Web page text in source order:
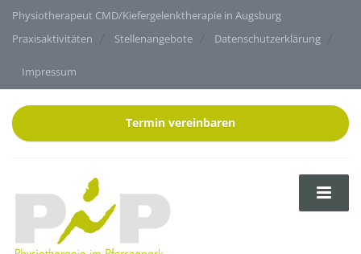
Physiotherapeut CMD/Kiefergelenktherapie in Augsburg
Praxisaktivitäten
Stellenangebote Datenschutzerklärung
Impressum
Termin vereinbaren